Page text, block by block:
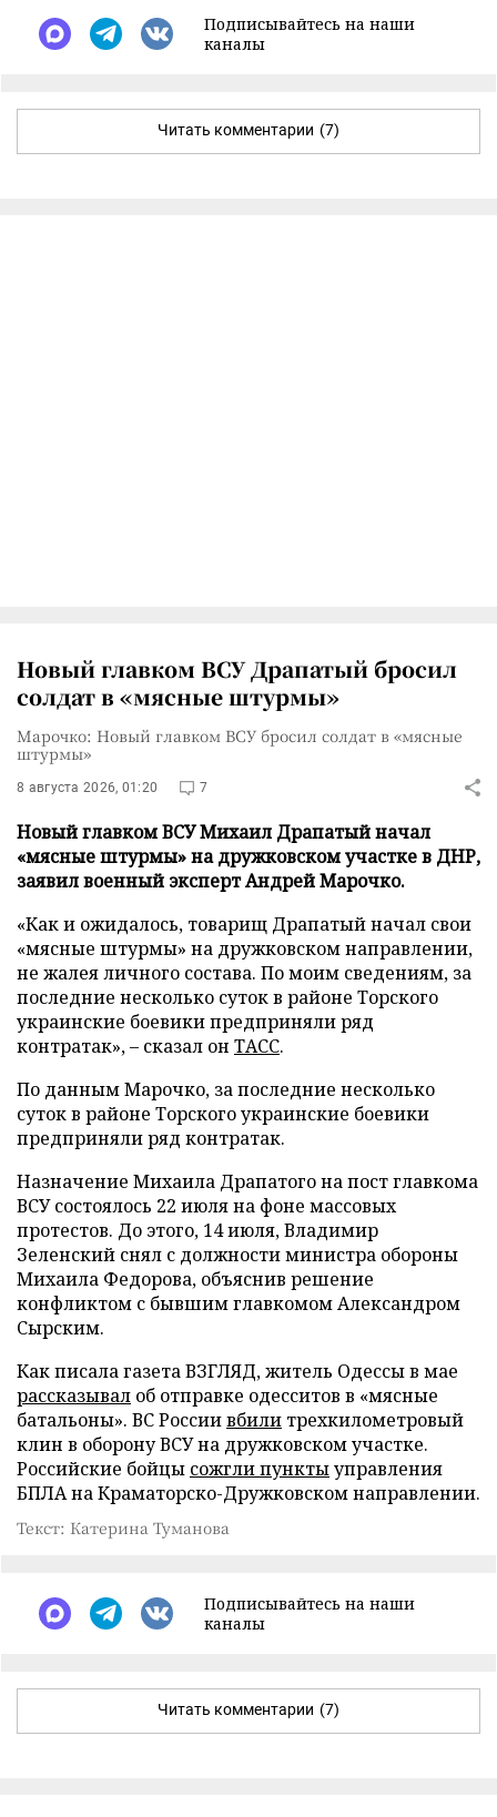
Подписывайтесь на наши
каналы
Читать комментарии (7)
Новый главком ВСУ Драпатый бросил
солдат в «мясные штурмы»
Марочко: Новый главком ВСУ бросил солдат в «мясные
штурмы»
8 августа 2026, 01:20 7
Новый главком ВСУ Михаил Драпатый начал
«мясные штурмы» на дружковском участке в ДНР,
заявил военный эксперт Андрей Марочко.
«Как и ожидалось, товарищ Драпатый начал свои
«мясные штурмы» на дружковском направлении,
не жалея личного состава. По моим сведениям, за
последние несколько суток в районе Торского
украинские боевики предприняли ряд
контратак», – сказал он ТАСС.
По данным Марочко, за последние несколько
суток в районе Торского украинские боевики
предприняли ряд контратак.
Назначение Михаила Драпатого на пост главкома
ВСУ состоялось 22 июля на фоне массовых
протестов. До этого, 14 июля, Владимир
Зеленский снял с должности министра обороны
Михаила Федорова, объяснив решение
конфликтом с бывшим главкомом Александром
Сырским.
Как писала газета ВЗГЛЯД, житель Одессы в мае
рассказывал об отправке одесситов в «мясные
батальоны». ВС Россиивбили трехкилометровый
клин в оборону ВСУ на дружковском участке.
Российские бойцы сожгли пунктыуправления
БПЛА на Краматорско-Дружковском направлении.
Текст: Катерина Туманова
Подписывайтесь на наши
каналы
Читать комментарии (7)